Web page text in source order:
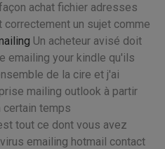
achat fichier adresses
un sujet comme
Un acheteur avisé doit
emailing your kindle qu'ils
de la cire et j'ai
mailing outlook à partir
certain temps
tout ce dont vous avez
emailing hotmail contact